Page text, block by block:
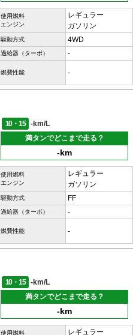
使用燃料
エンジン
レギュラー
ガソリン
駆動方式 4WD
過給器（ターボ） -
燃費性能 -
10・15
-km/L
満タンでどこまで走る？
-km
使用燃料
エンジン
レギュラー
ガソリン
駆動方式 FF
過給器（ターボ） -
燃費性能 -
10・15
-km/L
満タンでどこまで走る？
-km
使用燃料
レギュラー